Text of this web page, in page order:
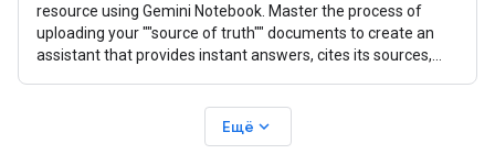
resource using Gemini Notebook. Master the process of
uploading your ""source of truth"" documents to create an
assistant that provides instant answers, cites its sources,
Ещё expand_more